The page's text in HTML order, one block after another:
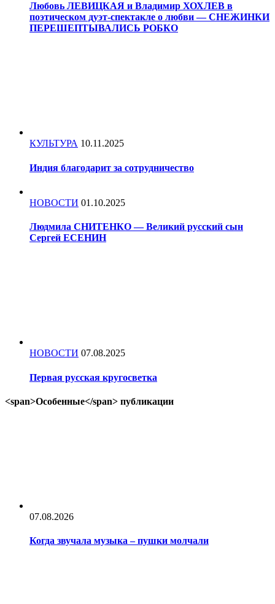
Любовь ЛЕВИЦКАЯ и Владимир ХОХЛЕВ в
поэтическом дуэт-спектакле о любви — СНЕЖИНКИ
ПЕРЕШЕПТЫВАЛИСЬ РОБКО
КУЛЬТУРА 10.11.2025
Индия благодарит за сотрудничество
НОВОСТИ 01.10.2025
Людмила СНИТЕНКО — Великий русский сын
Сергей ЕСЕНИН
НОВОСТИ 07.08.2025
Первая русская кругосветка
<span>Особенные</span> публикации
07.08.2026
Когда звучала музыка – пушки молчали